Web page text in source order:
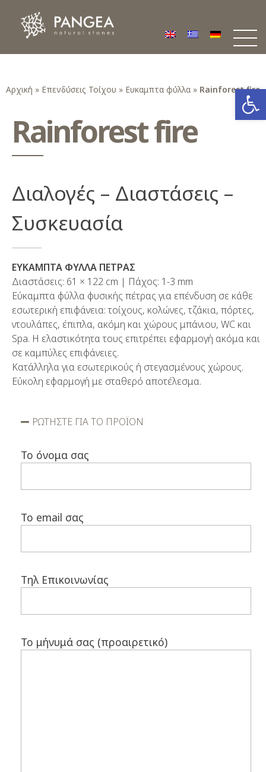
Αρχική » Επενδύσεις Τοίχου » Ευκαμπτα φύλλα » Rainforest fire
Διαλογές – Διαστάσεις –
Συσκευασία
ΕΥΚΑΜΠΤΑ ΦΥΛΛΑ ΠΕΤΡΑΣ
Διαστάσεις: 61 × 122 cm | Πάχος: 1-3 mm
Εύκαμπτα φύλλα φυσικής πέτρας για επένδυση σε κάθε
εσωτερική επιφάνεια: τοίχους, κολώνες, τζάκια, πόρτες,
ντουλάπες, έπιπλα, ακόμη και χώρους μπάνιου, WC και
Spa. Η ελαστικότητα τους επιτρέπει εφαρμογή ακόμα και
σε καμπύλες επιφάνειες.
Κατάλληλα για εσωτερικούς ή στεγασμένους χώρους.
Εύκολη εφαρμογή με σταθερό αποτέλεσμα.
ΡΩΤΗΣΤΕ ΓΙΑ ΤΟ ΠΡΟΪΟΝ
Το όνομα σας
Το email σας
Τηλ Επικοινωνίας
Το μήνυμά σας (προαιρετικό)
Rainforest fire